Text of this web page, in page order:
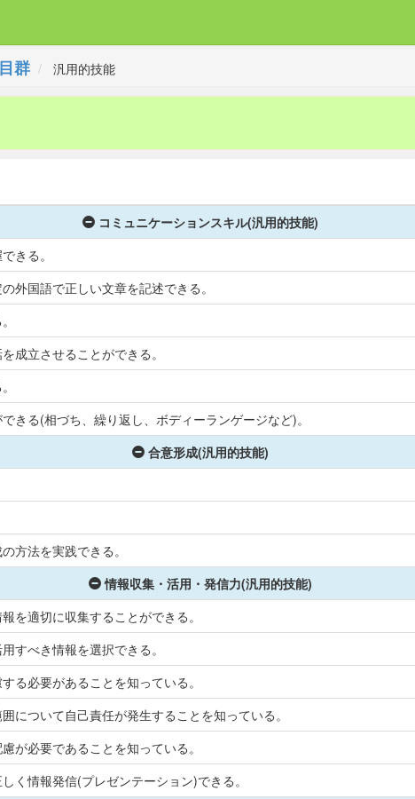
群 汎用的技能
コミュニケーションスキル(汎用的技能)
きる。
外国語で正しい文章を記述できる。
成立させることができる。
きる(相づち、繰り返し、ボディーランゲージなど)。
合意形成(汎用的技能)
方法を実践できる。
情報収集・活用・発信力(汎用的技能)
を適切に収集することができる。
すべき情報を選択できる。
る必要があることを知っている。
について自己責任が発生することを知っている。
が必要であることを知っている。
く情報発信(プレゼンテーション)できる。